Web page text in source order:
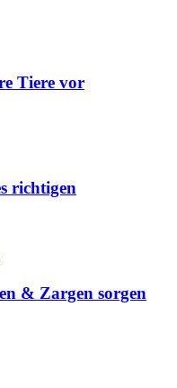
Tiere vor
richtigen
& Zargen sorgen